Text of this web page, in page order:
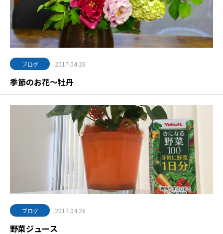
ブログ 2017.04.26
季節のお花〜牡丹
ブログ 2017.04.26
野菜ジュース